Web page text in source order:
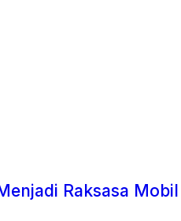
Raksasa